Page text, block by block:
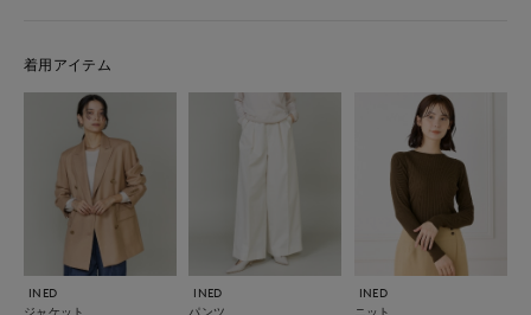
着用アイテム
INED
ジャケット
INED
パンツ
INED
ニット